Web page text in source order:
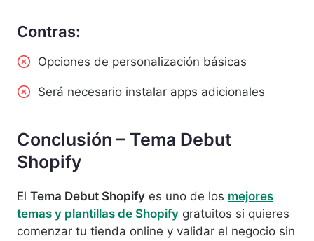
Contras:
Opciones de personalización básicas
Será necesario instalar apps adicionales
Conclusión – Tema Debut
Shopify
El Tema Debut Shopify es uno de los mejores
temas y plantillas de Shopify gratuitos si quieres
comenzar tu tienda online y validar el negocio sin